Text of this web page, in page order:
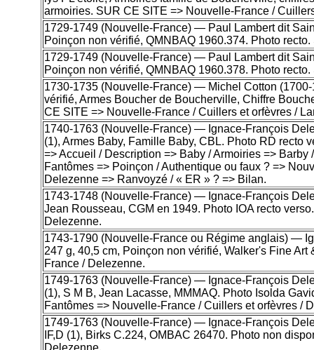
armoiries. SUR CE SITE => Nouvelle-France /
1729-1749 (Nouvelle-France) — Paul Lambert dit
Poinçon non vérifié, QMNBAQ 1960.374. Photo
1729-1749 (Nouvelle-France) — Paul Lambert dit
Poinçon non vérifié, QMNBAQ 1960.378. Photo
1730-1735 (Nouvelle-France) — Michel Cotton
vérifié, Armes Boucher de Boucherville, Chiffre
CE SITE => Nouvelle-France / Cuillers et orfèvres /
1740-1763 (Nouvelle-France) — Ignace-François
(1), Armes Baby, Famille Baby, CBL. Photo RD recto
=> Accueil / Description => Baby / Armoiries =>
Fantômes => Poinçon / Authentique ou faux ? =>
Delezenne => Ranvoyzé / « ER » ? => Bilan.
1743-1748 (Nouvelle-France) — Ignace-François
Jean Rousseau, CGM en 1949. Photo IOA recto
Delezenne.
1743-1790 (Nouvelle-France ou Régime anglais) —
247 g, 40,5 cm, Poinçon non vérifié, Walker's Fine
France / Delezenne.
1749-1763 (Nouvelle-France) — Ignace-François
(1), S M B, Jean Lacasse, MMMAQ. Photo Isolda
Fantômes => Nouvelle-France / Cuillers et orfèvres /
1749-1763 (Nouvelle-France) — Ignace-François
IF,D (1), Birks C.224, OMBAC 26470. Photo non
Delezenne.